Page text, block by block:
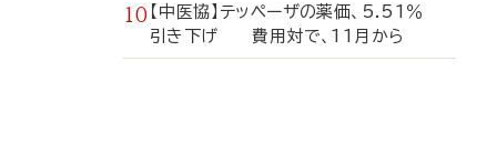
【中医協】テッペーザの薬価、5.51％
引き下げ 費用対で、11月から